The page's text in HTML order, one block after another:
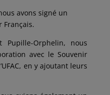
avons signé un
Français.
Pupille-Orphelin, nous
avec le Souvenir
en y ajoutant leurs